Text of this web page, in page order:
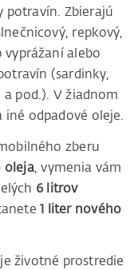
potravín. Zbierajú
repkový,
vyprážaní alebo
(sardinky,
pod.). V žiadnom
odpadové oleje.
zberu
oleja, vymenia vám
6 litrov
1 liter nového
životné prostredie